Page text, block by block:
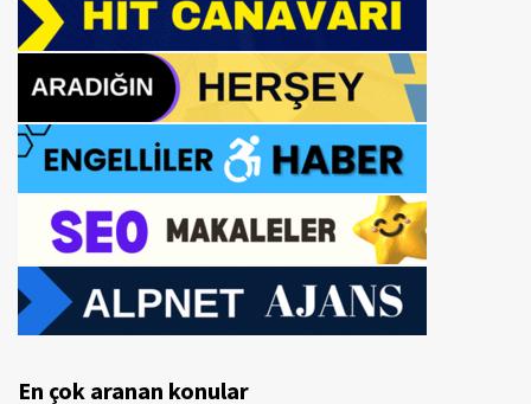
En çok aranan konular